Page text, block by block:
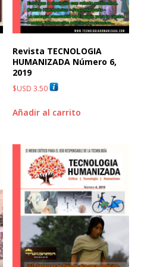
Revista TECNOLOGIA
HUMANIZADA Número 6,
2019
$USD 3.50
Añadir al carrito